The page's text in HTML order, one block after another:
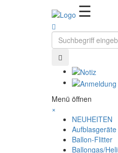
Ballonzauber
☰
Menü öffnen
×
NEUHEITEN
Ballon-Flitter
Ballongas/